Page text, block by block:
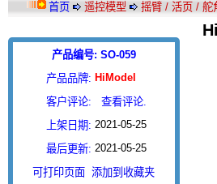
首页
遥控模型 摇臂 / 活页 / 舵
产品编号: SO-059
产品品牌: HiModel
客户评论:
查看评论.
上架日期: 2021-05-25
最后更新: 2021-05-25
可打印页面
添加到收藏夹